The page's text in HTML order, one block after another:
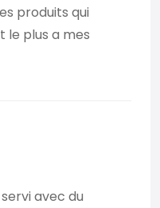
produits qui
le plus a mes
avec du